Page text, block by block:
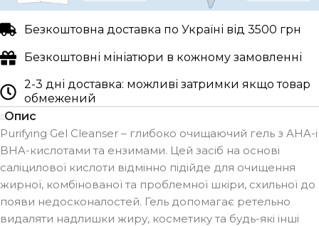
Безкоштовна доставка по Україні від 3500 грн
Безкоштовні мініатюри в кожному замовленні
2-3 дні доставка: можливі затримки якщо товар
обмежений
Опис
Purifying Gel Cleanser – глибоко очищаючий гель з AHA-і
BHA-кислотами та ензимами. Цей засіб на основі
саліцилової кислоти відмінно підійде для очищення
жирної, комбінованої та проблемної шкіри, схильної до
появи недосконалостей. Гель допомагає ретельно
видаляти надлишки жиру, косметику та будь-які інші